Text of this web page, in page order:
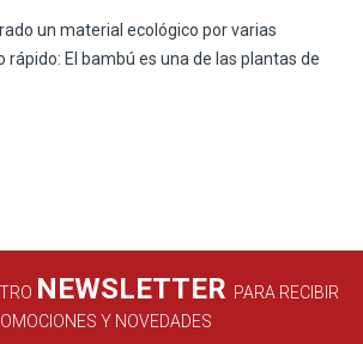
un material ecológico por varias
rápido: El bambú es una de las plantas de
NEWSLETTER PARA RECIBIR
Y NOVEDADES